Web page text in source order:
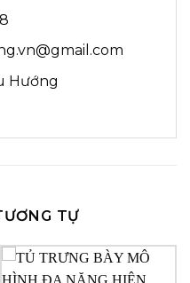
Hướng
TỰ